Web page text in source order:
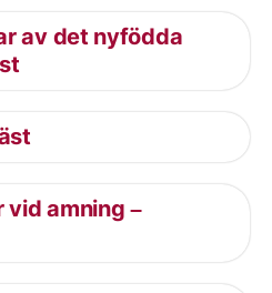
av det nyfödda
vid amning –